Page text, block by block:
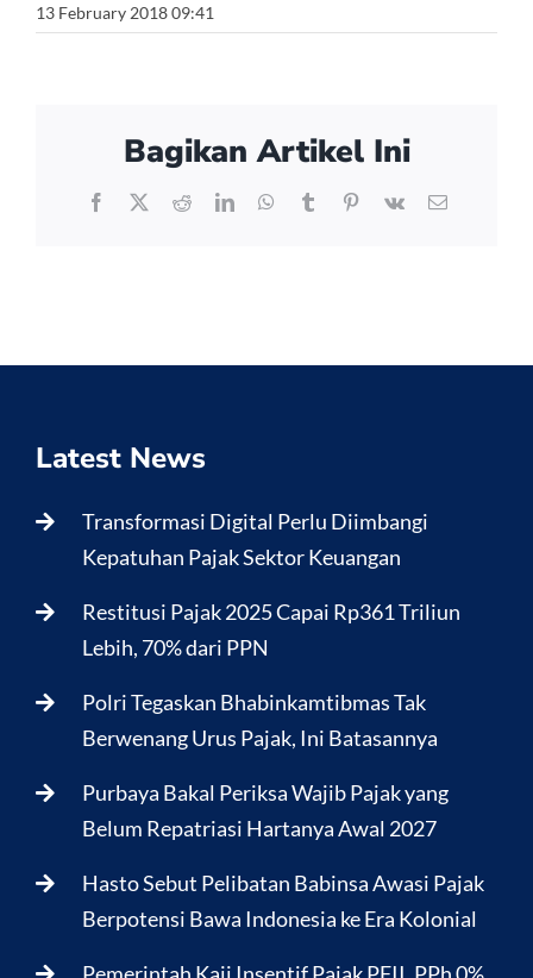
13 February 2018 09:41
Bagikan Artikel Ini
Facebook
X RedditLinkedInWhatsApp
TumblrPinterest
Vk Email
Latest News
Transformasi Digital Perlu Diimbangi
Kepatuhan Pajak Sektor Keuangan
Restitusi Pajak 2025 Capai Rp361 Triliun
Lebih, 70% dari PPN
Polri Tegaskan Bhabinkamtibmas Tak
Berwenang Urus Pajak, Ini Batasannya
Purbaya Bakal Periksa Wajib Pajak yang
Belum Repatriasi Hartanya Awal 2027
Hasto Sebut Pelibatan Babinsa Awasi Pajak
Berpotensi Bawa Indonesia ke Era Kolonial